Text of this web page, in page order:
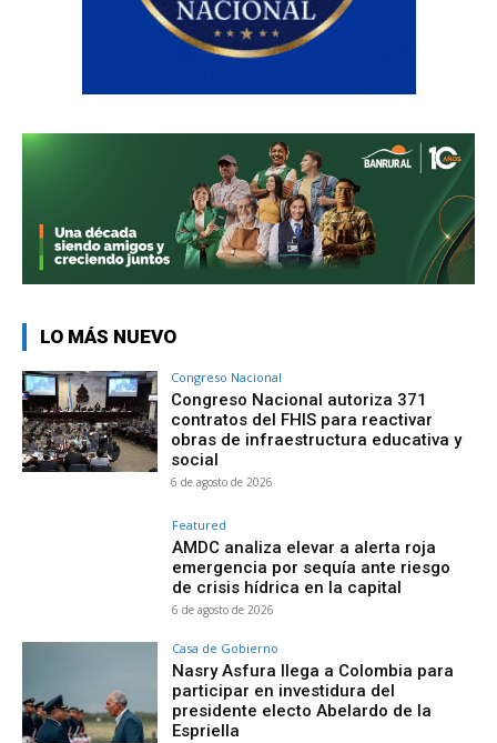
LO MÁS NUEVO
Congreso Nacional
Congreso Nacional autoriza 371
contratos del FHIS para reactivar
obras de infraestructura educativa y
social
6 de agosto de 2026
Featured
AMDC analiza elevar a alerta roja
emergencia por sequía ante riesgo
de crisis hídrica en la capital
6 de agosto de 2026
Casa de Gobierno
Nasry Asfura llega a Colombia para
participar en investidura del
presidente electo Abelardo de la
Espriella